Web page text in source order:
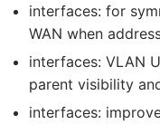
interfaces: for
WAN when
interfaces: VLAN
parent visibility
interfaces: